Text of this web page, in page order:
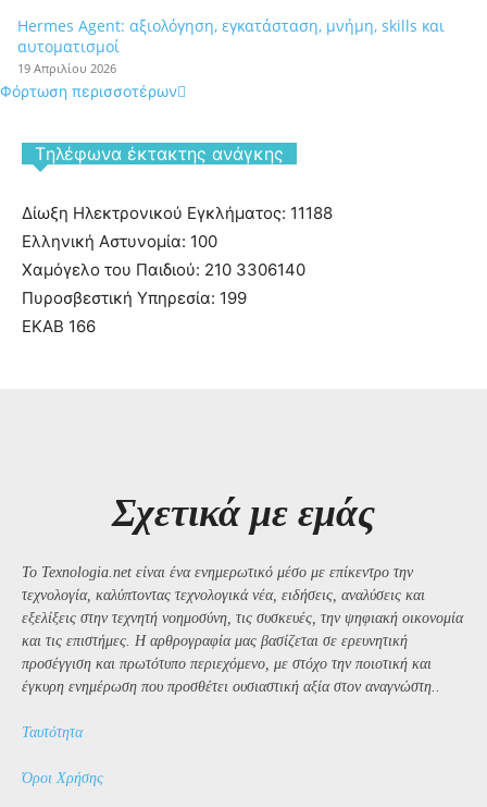
Hermes Agent: αξιολόγηση, εγκατάσταση, μνήμη, skills και
αυτοματισμοί
19 Απριλίου 2026
Φόρτωση περισσοτέρων
Tηλέφωνα έκτακτης ανάγκης
Δίωξη Ηλεκτρονικού Εγκλήματος: 11188
Ελληνική Αστυνομία: 100
Χαμόγελο του Παιδιού: 210 3306140
Πυροσβεστική Υπηρεσία: 199
ΕΚΑΒ 166
Σχετικά με εμάς
Το Texnologia.net είναι ένα ενημερωτικό μέσο με επίκεντρο την
τεχνολογία, καλύπτοντας τεχνολογικά νέα, ειδήσεις, αναλύσεις και
εξελίξεις στην τεχνητή νοημοσύνη, τις συσκευές, την ψηφιακή οικονομία
και τις επιστήμες. Η αρθρογραφία μας βασίζεται σε ερευνητική
προσέγγιση και πρωτότυπο περιεχόμενο, με στόχο την ποιοτική και
έγκυρη ενημέρωση που προσθέτει ουσιαστική αξία στον αναγνώστη..
Ταυτότητα
Όροι Χρήσης